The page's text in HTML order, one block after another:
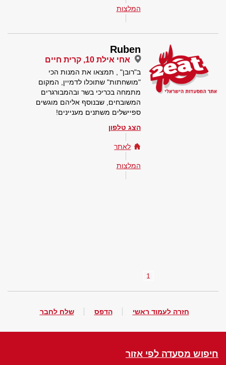
המלצות
Ruben
אחי אילת 10, קרית חיים
ב"רובן" , תמצאו את המנות הכי
"מושחתות" שתוכלו לדמיין, המקום
מתמחה בכריכי בשר ובהמבורגרים
המשובחים, שבנוסף אליהם מוגשים
ספיישלים משתנים מעניינים!
הצג טלפון
לאתר
המלצות
1
חזרה לעמוד ראשי הדפס שלח לחבר
חיפוש מסעדה לפי אזור